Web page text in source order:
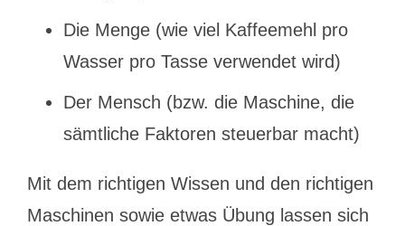
Die Menge (wie viel Kaffeemehl pro
Wasser pro Tasse verwendet wird)
Der Mensch (bzw. die Maschine, die
sämtliche Faktoren steuerbar macht)
Mit dem richtigen Wissen und den richtigen
Maschinen sowie etwas Übung lassen sich